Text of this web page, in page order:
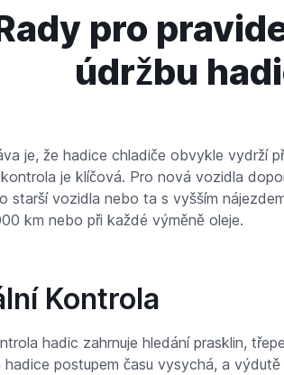
pro
údržbu
je, že hadice chladiče obvykle vydrží
je klíčová. Pro nová vozidla
starší vozidla nebo ta s vyšším
km nebo při každé výměně oleje.
Kontrola
hadic zahrnuje hledání prasklin,
hadice postupem času vysychá, a